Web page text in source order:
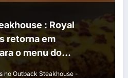
: Royal
retorna em
o menu do
temático
no Outback Steakhouse -